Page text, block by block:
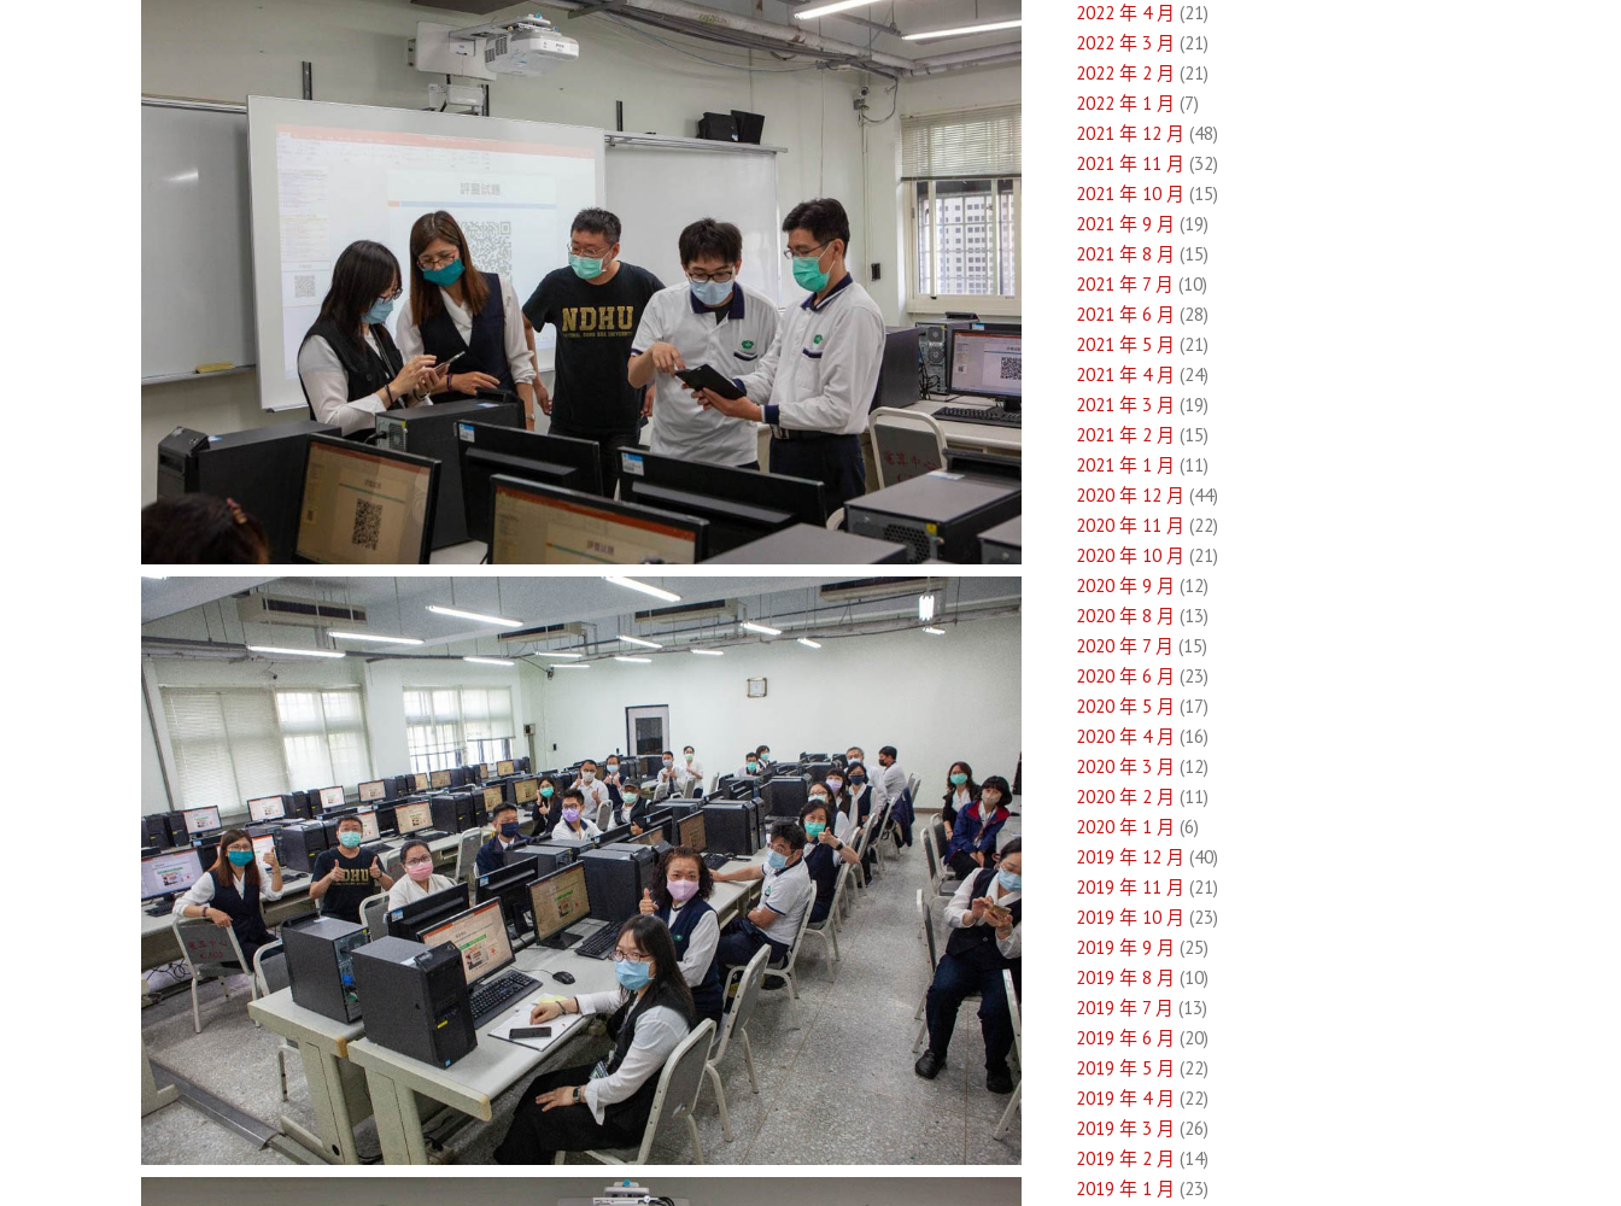
2022 年 4 月 (21)
2022 年 3 月 (21)
2022 年 2 月 (21)
2022 年 1 月 (7)
2021 年 12 月 (48)
2021 年 11 月 (32)
2021 年 10 月 (15)
2021 年 9 月 (19)
2021 年 8 月 (15)
2021 年 7 月 (10)
2021 年 6 月 (28)
2021 年 5 月 (21)
2021 年 4 月 (24)
2021 年 3 月 (19)
2021 年 2 月 (15)
2021 年 1 月 (11)
2020 年 12 月 (44)
2020 年 11 月 (22)
2020 年 10 月 (21)
2020 年 9 月 (12)
2020 年 8 月 (13)
2020 年 7 月 (15)
2020 年 6 月 (23)
2020 年 5 月 (17)
2020 年 4 月 (16)
2020 年 3 月 (12)
2020 年 2 月 (11)
2020 年 1 月 (6)
2019 年 12 月 (40)
2019 年 11 月 (21)
2019 年 10 月 (23)
2019 年 9 月 (25)
2019 年 8 月 (10)
2019 年 7 月 (13)
2019 年 6 月 (20)
2019 年 5 月 (22)
2019 年 4 月 (22)
2019 年 3 月 (26)
2019 年 2 月 (14)
2019 年 1 月 (23)